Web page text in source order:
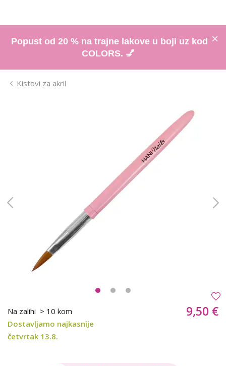
Popust od 20 % na trajne lakove u boji uz kod
COLORS. 💅
Kistovi za akril
Na zalihi > 10 kom
Dostavljamo najkasnije
četvrtak 13.8.
9,50 €